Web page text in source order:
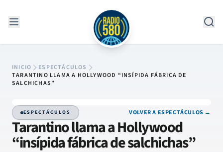
INICIO
ESPECTÁCULOS
TARANTINO LLAMA A HOLLYWOOD “INSÍPIDA FÁBRICA DE
SALCHICHAS”
ESPECTÁCULOS VOLVER A ESPECTÁCULOS →
Tarantino llama a Hollywood
“insípida fábrica de salchichas”